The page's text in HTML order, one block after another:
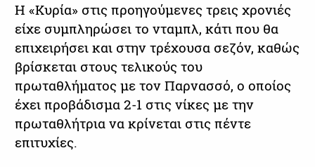
Η «Κυρία» στις προηγούμενες τρεις χρονιές
είχε συμπληρώσει το νταμπλ, κάτι που θα
επιχειρήσει και στην τρέχουσα σεζόν, καθώς
βρίσκεται στους τελικούς του
πρωταθλήματος με τον Παρνασσό, ο οποίος
έχει προβάδισμα 2-1 στις νίκες με την
πρωταθλήτρια να κρίνεται στις πέντε
επιτυχίες.